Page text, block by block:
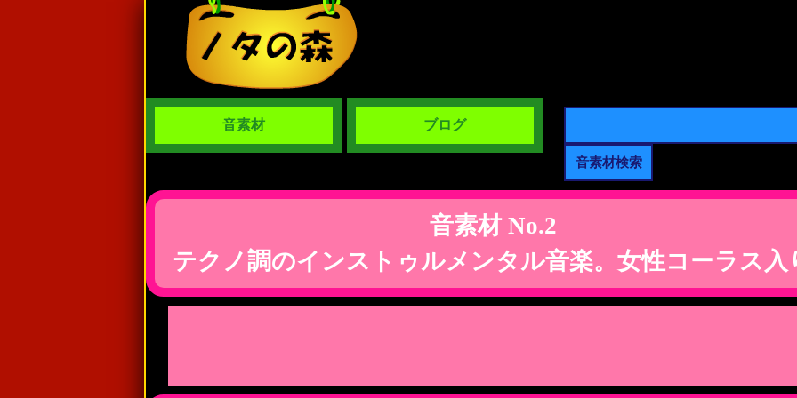
音素材 ブログ
音素材 No.2
テクノ調のインストゥルメンタル音楽。女性コーラス入